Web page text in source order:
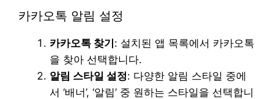
카카오톡 알림 설정
카카오톡 찾기 : 설치된 앱 목록에서 카카오톡
을 찾아 선택합니다.
알림 스타일 설정: 다양한 알림 스타일 중에
서 ‘배너’, ‘알림’ 중 원하는 스타일을 선택합니